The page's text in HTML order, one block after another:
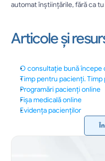
Articole și
O consultație bună începe
Timp pentru pacienți.
Programări pacienți online
Fișa medicală online
Evidența pacienților